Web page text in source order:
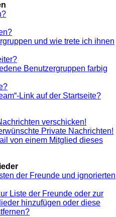
und wie trete ich ihnen
Benutzergruppen farbig
Link auf der Startseite?
verschicken!
Private Nachrichten!
von einem Mitglied dieses
der Freunde und ignorierten
Liste der Freunde oder zur
hinzufügen oder diese